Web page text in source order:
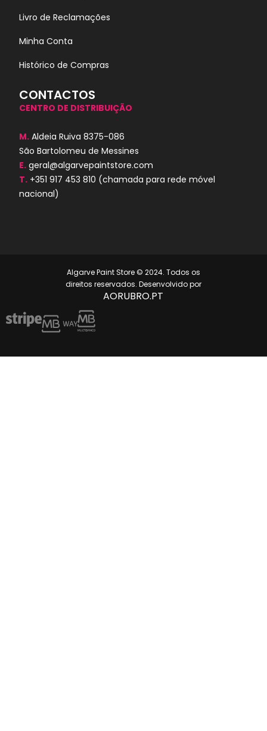
Livro de Reclamações
Minha Conta
Histórico de Compras
CONTACTOS
CENTRO DE DISTRIBUIÇÃO
M. Aldeia Ruiva 8375-086
São Bartolomeu de Messines
E. geral@algarvepaintstore.com
T. +351 917 453 810 (chamada para rede móvel
nacional)
Algarve Paint Store © 2024. Todos os
direitos reservados. Desenvolvido por
AORUBRO.PT